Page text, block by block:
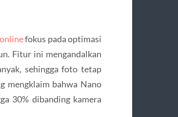
fokus pada optimasi
Fitur ini mengandalkan
sehingga foto tetap
mengklaim bahwa Nano
30% dibanding kamera